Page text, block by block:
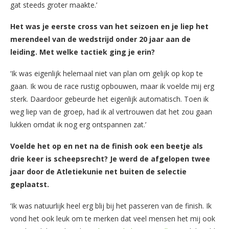
gat steeds groter maakte.’
Het was je eerste cross van het seizoen en je liep het
merendeel van de wedstrijd onder 20 jaar aan de
leiding. Met welke tactiek ging je erin?
‘Ik was eigenlijk helemaal niet van plan om gelijk op kop te
gaan. Ik wou de race rustig opbouwen, maar ik voelde mij erg
sterk. Daardoor gebeurde het eigenlijk automatisch. Toen ik
weg liep van de groep, had ik al vertrouwen dat het zou gaan
lukken omdat ik nog erg ontspannen zat.’
Voelde het op en net na de finish ook een beetje als
drie keer is scheepsrecht? Je werd de afgelopen twee
jaar door de Atletiekunie net buiten de selectie
geplaatst.
‘Ik was natuurlijk heel erg blij bij het passeren van de finish. Ik
vond het ook leuk om te merken dat veel mensen het mij ook